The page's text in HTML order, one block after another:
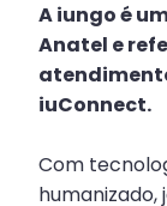
A iungo é
Anatel e
iuConnect.
Com